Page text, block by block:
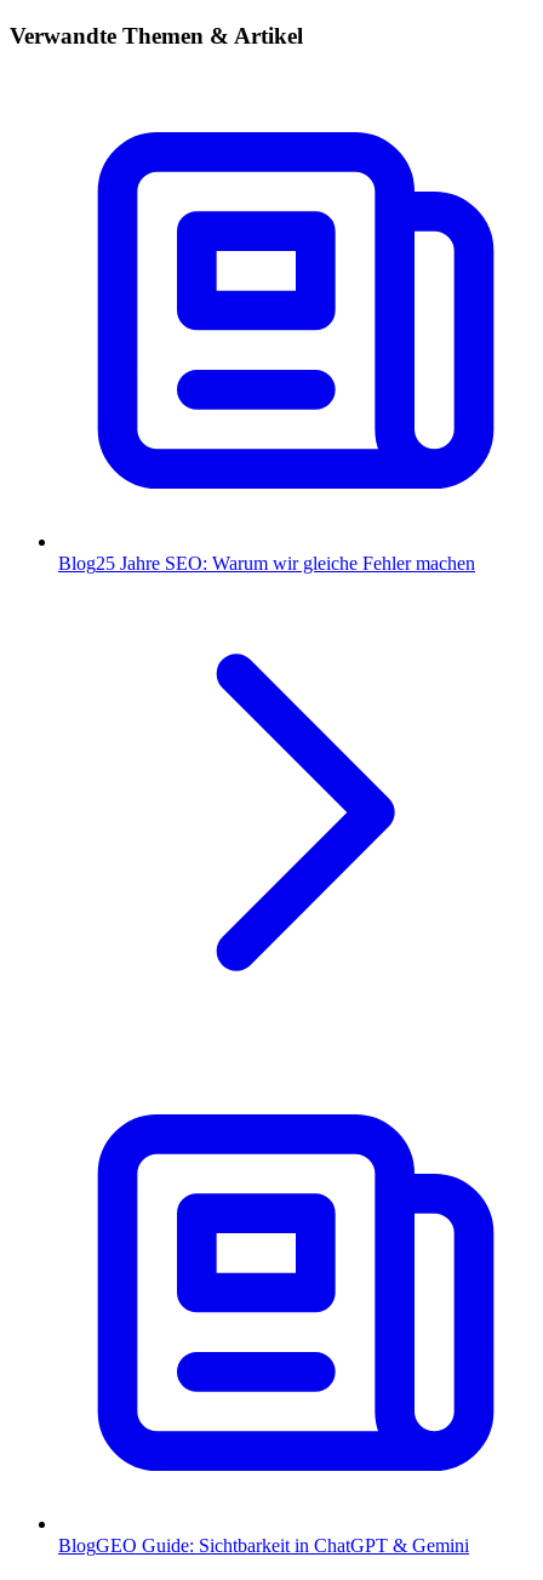
Verwandte Themen & Artikel
Blog25 Jahre SEO: Warum wir gleiche Fehler machen
BlogGEO Guide: Sichtbarkeit in ChatGPT & Gemini